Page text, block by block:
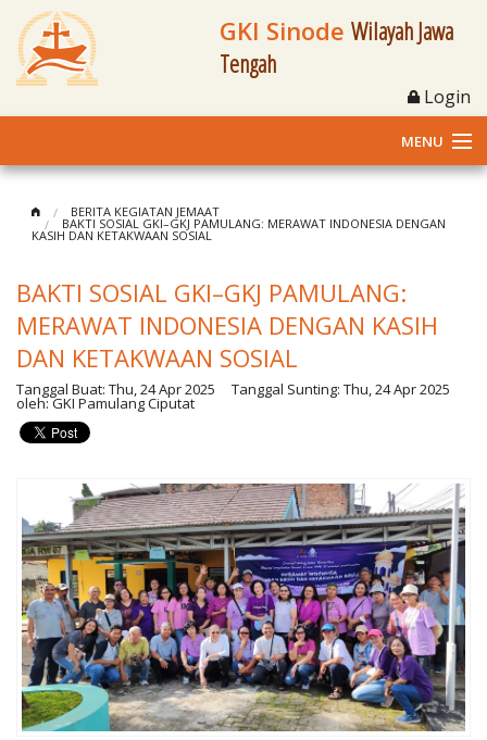
GKI Sinode Wilayah Jawa
Tengah
Login
MENU
Profil
Klasis dan Jemaat
Berita Kegiatan
Fasilitas
Penerbitan
BERITA KEGIATAN JEMAAT
BAKTI SOSIAL GKI–GKJ PAMULANG: MERAWAT INDONESIA DENGAN
KASIH DAN KETAKWAAN SOSIAL
BAKTI SOSIAL GKI–GKJ PAMULANG:
MERAWAT INDONESIA DENGAN KASIH
DAN KETAKWAAN SOSIAL
Tanggal Buat: Thu, 24 Apr 2025 Tanggal Sunting: Thu, 24 Apr 2025
oleh:GKI Pamulang Ciputat